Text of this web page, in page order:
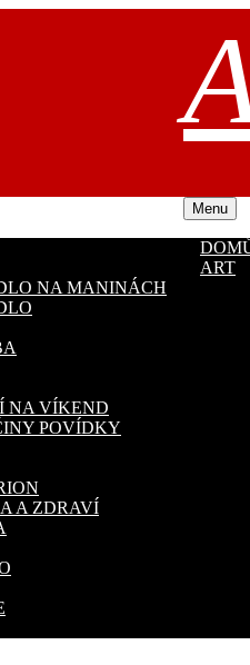
Menu
ART
NA MANINÁCH
NA VÍKEND
POVÍDKY
A ZDRAVÍ